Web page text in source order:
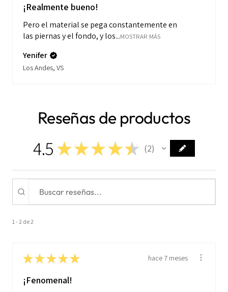
¡Realmente bueno!
Pero el material se pega constantemente en
las piernas y el fondo, y los...MOSTRAR MÁS
Yenifer
Los Andes, VS
Reseñas de productos
4.5 ★ ★ ★★★ 2
2
1 - 2 de 2
★★★★★ hace 7 meses
¡Fenomenal!